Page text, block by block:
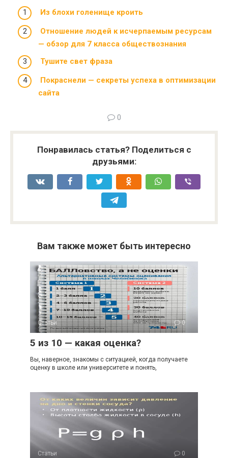
Из блохи голенище кроить
Отношение людей к исчерпаемым ресурсам
— обзор для 7 класса обществознания
Тушите свет фраза
Покраснели — секреты успеха в оптимизации
сайта
0
Понравилась статья? Поделиться с
друзьями:
Вам также может быть интересно
Статьи 0
5 из 10 — какая оценка?
Вы, наверное, знакомы с ситуацией, когда получаете
оценку в школе или университете и понять,
Статьи 0